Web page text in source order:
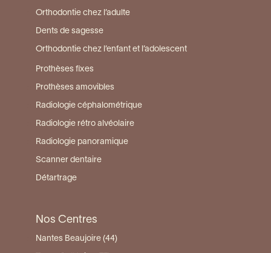
Orthodontie chez l’adulte
Dents de sagesse
Orthodontie chez l’enfant et l’adolescent
Prothèses fixes
Prothèses amovibles
Radiologie céphalométrique
Radiologie rétro alvéolaire
Radiologie panoramique
Scanner dentaire
Détartrage
Nos Centres
Nantes Beaujoire (44)